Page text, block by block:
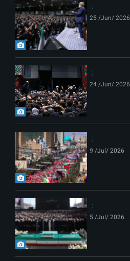
25 /Jun/ 2026
24 /Jun/ 2026
9 /Jul/ 2026
5 /Jul/ 2026